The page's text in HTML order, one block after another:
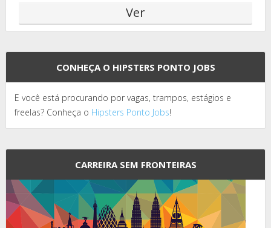
CONHEÇA O HIPSTERS PONTO JOBS
E você está procurando por vagas, trampos, estágios e
freelas? Conheça o Hipsters Ponto Jobs!
CARREIRA SEM FRONTEIRAS